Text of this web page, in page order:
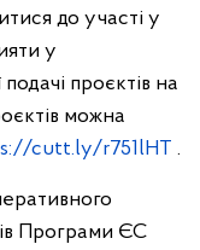
до участі у
у
проєктів на
можна
cutt.ly/r751lHT .
Програми ЄС